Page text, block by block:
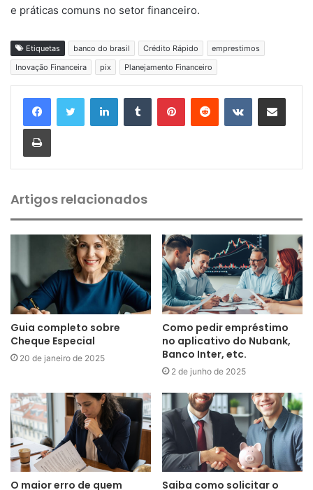
e práticas comuns no setor financeiro.
Etiquetas banco do brasil Crédito Rápido
emprestimos
Inovação Financeira
pix Planejamento Financeiro
Artigos relacionados
Guia completo sobre
Cheque Especial
20 de janeiro de 2025
Como pedir empréstimo
no aplicativo do Nubank,
Banco Inter, etc.
2 de junho de 2025
O maior erro de quem Saiba como solicitar o